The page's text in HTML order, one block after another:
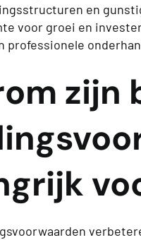
en
voor groei en
professionele
zijn